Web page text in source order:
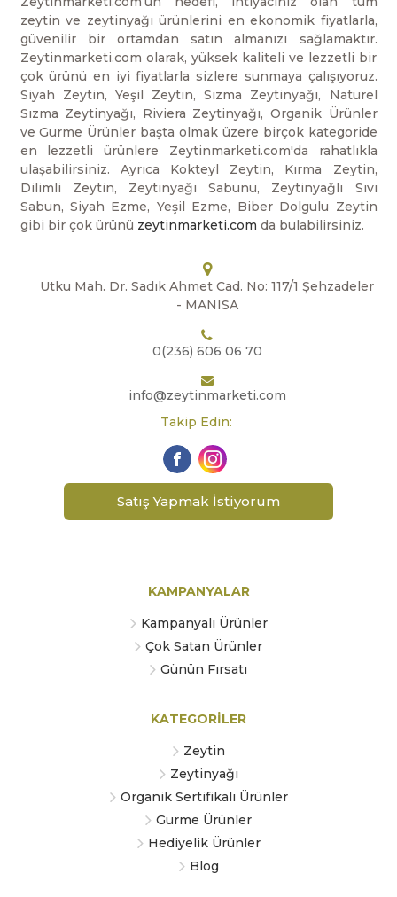
zeytin ve zeytinyağı ürünlerini en ekonomik fiyatlarla,
güvenilir bir ortamdan satın almanızı sağlamaktır.
Zeytinmarketi.com olarak, yüksek kaliteli ve lezzetli bir
çok ürünü en iyi fiyatlarla sizlere sunmaya çalışıyoruz.
Siyah Zeytin, Yeşil Zeytin, Sızma Zeytinyağı, Naturel
Sızma Zeytinyağı, Riviera Zeytinyağı, Organik Ürünler
ve Gurme Ürünler başta olmak üzere birçok kategoride
en lezzetli ürünlere Zeytinmarketi.com'da rahatlıkla
ulaşabilirsiniz. Ayrıca Kokteyl Zeytin, Kırma Zeytin,
Dilimli Zeytin, Zeytinyağı Sabunu, Zeytinyağlı Sıvı
Sabun, Siyah Ezme, Yeşil Ezme, Biber Dolgulu Zeytin
gibi bir çok ürünü zeytinmarketi.com da bulabilirsiniz.
Utku Mah. Dr. Sadık Ahmet Cad. No: 117/1 Şehzadeler
- MANISA
0(236) 606 06 70
info@zeytinmarketi.com
Takip Edin:
Satış Yapmak İstiyorum
KAMPANYALAR
Kampanyalı Ürünler
Çok Satan Ürünler
Günün Fırsatı
KATEGORİLER
Zeytin
Zeytinyağı
Organik Sertifikalı Ürünler
Gurme Ürünler
Hediyelik Ürünler
Blog